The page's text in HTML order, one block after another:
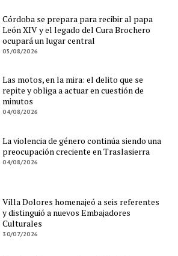
Córdoba se prepara para recibir al papa
León XIV y el legado del Cura Brochero
ocupará un lugar central
05/08/2026
Las motos, en la mira: el delito que se
repite y obliga a actuar en cuestión de
minutos
04/08/2026
La violencia de género continúa siendo una
preocupación creciente en Traslasierra
04/08/2026
Villa Dolores homenajeó a seis referentes
y distinguió a nuevos Embajadores
Culturales
30/07/2026